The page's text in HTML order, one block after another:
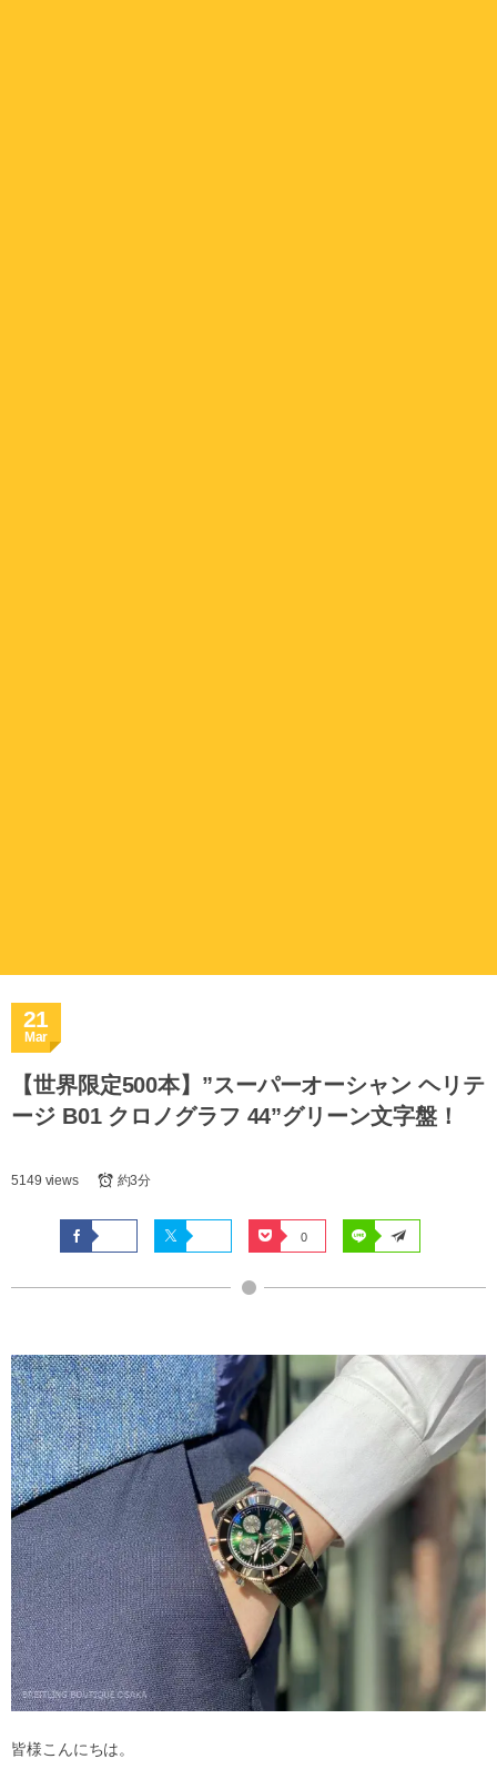
21
Mar
【世界限定500本】”スーパーオーシャン ヘリテ
ージ B01 クロノグラフ 44”グリーン文字盤！
5149 views 約3分
0
皆様こんにちは。